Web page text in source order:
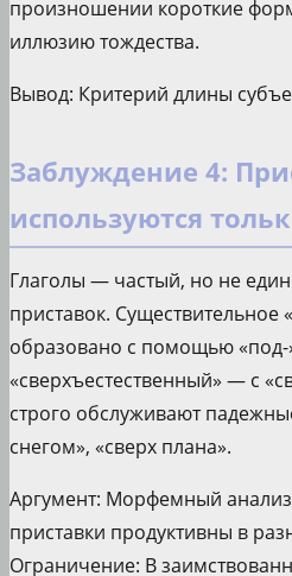
произношении короткие
иллюзию тождества.
Вывод: Критерий длины
Заблуждение 4:
используются
Глаголы — частый, но не
приставок. Существительное
образовано с помощью «под-
«сверхъестественный» — с
строго обслуживают
снегом», «сверх плана».
Аргумент: Морфемный анализ
приставки продуктивны в
Ограничение: В